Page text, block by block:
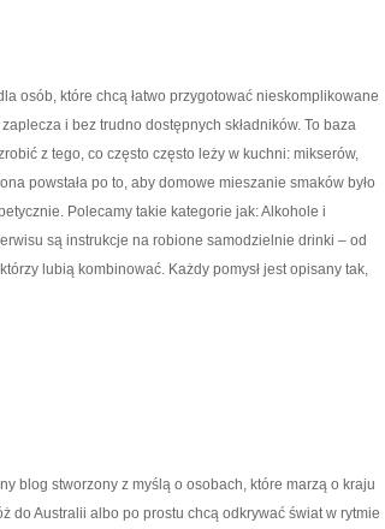
osób, które chcą łatwo przygotować nieskomplikowane
i bez trudno dostępnych składników. To baza
z tego, co często często leży w kuchni: mikserów,
powstała po to, aby domowe mieszanie smaków było
Polecamy takie kategorie jak: Alkohole i
są instrukcje na robione samodzielnie drinki – od
lubią kombinować. Każdy pomysł jest opisany tak,
blog stworzony z myślą o osobach, które marzą o kraju
do Australii albo po prostu chcą odkrywać świat w rytmie